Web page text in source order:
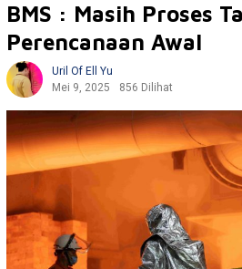
BMS : Masih Proses
Perencanaan Awal
Uril Of Ell Yu
Mei 9, 2025
856 Dilihat